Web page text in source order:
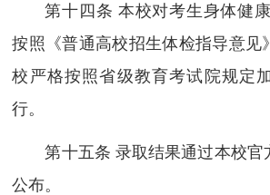
第十四条 本校对考生身体健
按照《普通高校招生体检指导意见
校严格按照省级教育考试院规定
行。
第十五条 录取结果通过本校官
公布。